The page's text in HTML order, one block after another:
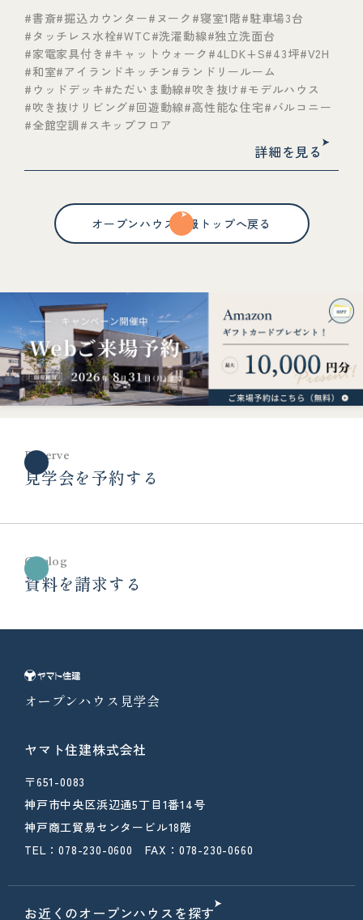
書斎 掘込カウンター ヌーク 寝室1階
駐車場3台
タッチレス水栓 WTC 洗濯動線 独立洗面台
家電家具付き
キャットウォーク 4LDK+S 43坪 V2H
和室 アイランドキッチン
ランドリールーム
ウッドデッキ ただいま動線 吹き抜け
モデルハウス
吹き抜けリビング 回遊動線 高性能な住宅
バルコニー
全館空調
スキップフロア
詳細を見る
オープンハウス情報トップへ戻る
Reserve
見学会を予約する
Catalog
資料を請求する
オープンハウス見学会
ヤマト住建株式会社
〒651-0083
神戸市中央区浜辺通5丁目1番14号
神戸商工貿易センタービル18階
TEL：078-230-0600 FAX：078-230-0660
お近くのオープンハウスを探す